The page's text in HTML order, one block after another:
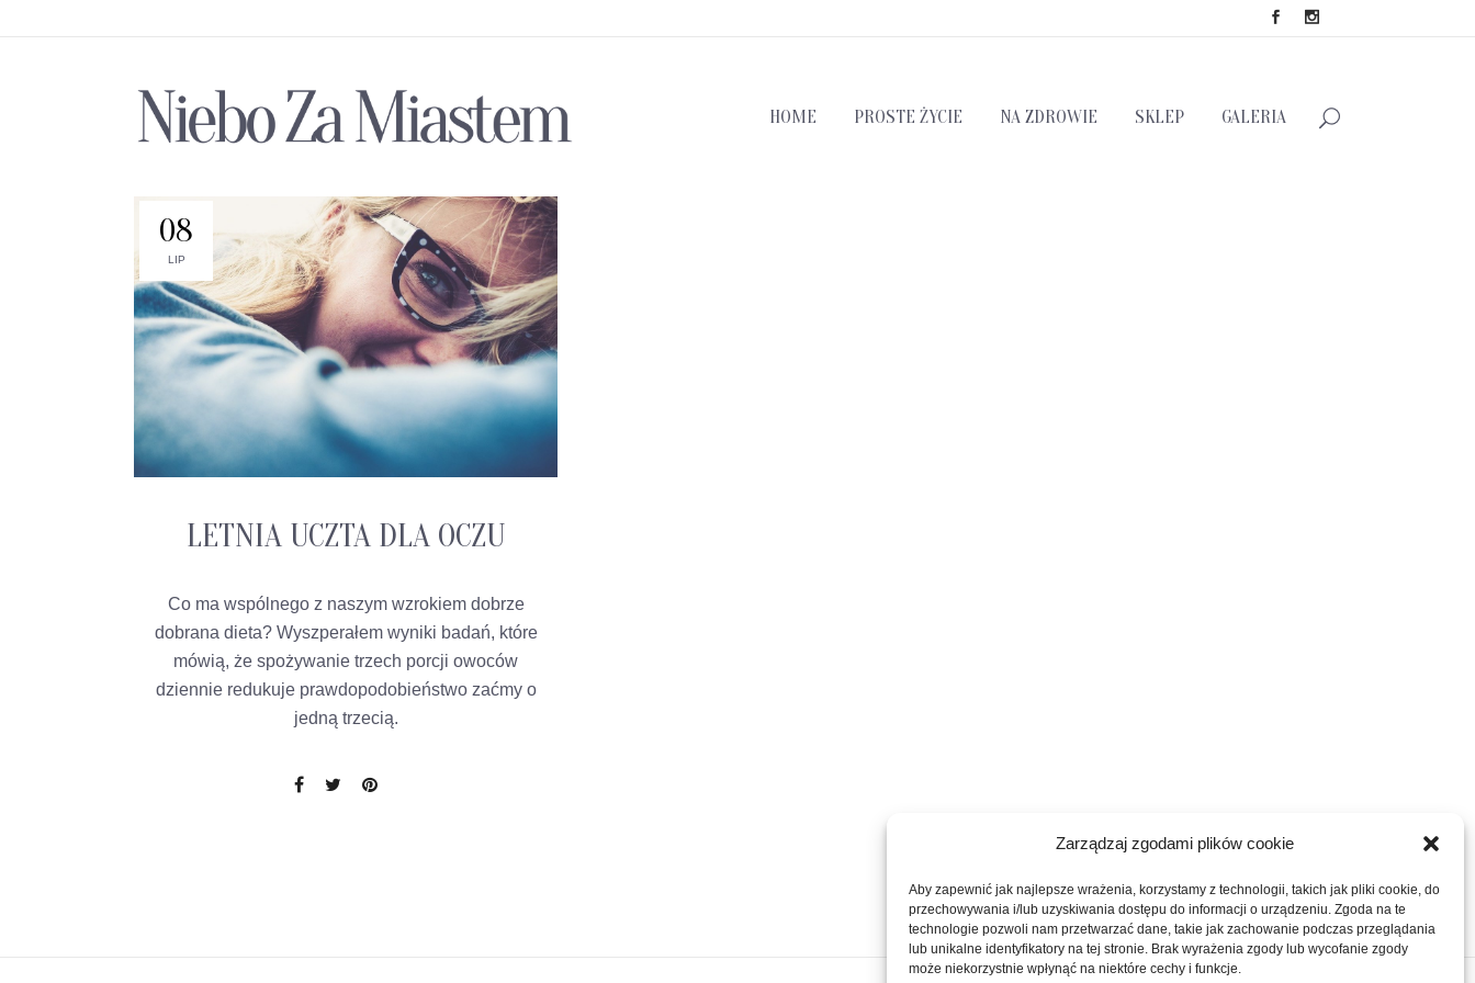
Zarządzaj zgodami plików cookie
Aby zapewnić jak najlepsze wrażenia, korzystamy z technologii, takich jak pliki cookie, do
przechowywania i/lub uzyskiwania dostępu do informacji o urządzeniu. Zgoda na te
technologie pozwoli nam przetwarzać dane, takie jak zachowanie podczas przeglądania
lub unikalne identyfikatory na tej stronie. Brak wyrażenia zgody lub wycofanie zgody
może niekorzystnie wpłynąć na niektóre cechy i funkcje.
HOME PROSTE ŻYCIE NA ZDROWIE SKLEP GALERIA
08
LIP
LETNIA UCZTA DLA OCZU
Co ma wspólnego z naszym wzrokiem dobrze
dobrana dieta? Wyszperałem wyniki badań, które
mówią, że spożywanie trzech porcji owoców
dziennie redukuje prawdopodobieństwo zaćmy o
jedną trzecią.